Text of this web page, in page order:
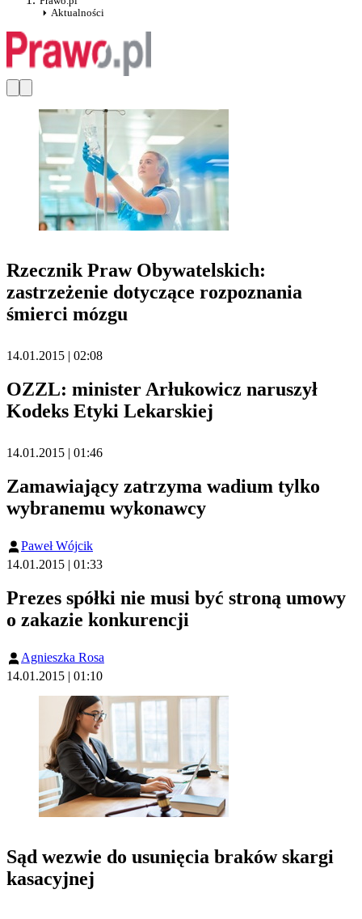
Aktualności
Rzecznik Praw Obywatelskich:
zastrzeżenie dotyczące rozpoznania
śmierci mózgu
14.01.2015 | 02:08
OZZL: minister Arłukowicz naruszył
Kodeks Etyki Lekarskiej
14.01.2015 | 01:46
Zamawiający zatrzyma wadium tylko
wybranemu wykonawcy
Paweł Wójcik
14.01.2015 | 01:33
Prezes spółki nie musi być stroną umowy
o zakazie konkurencji
Agnieszka Rosa
14.01.2015 | 01:10
Sąd wezwie do usunięcia braków skargi
kasacyjnej